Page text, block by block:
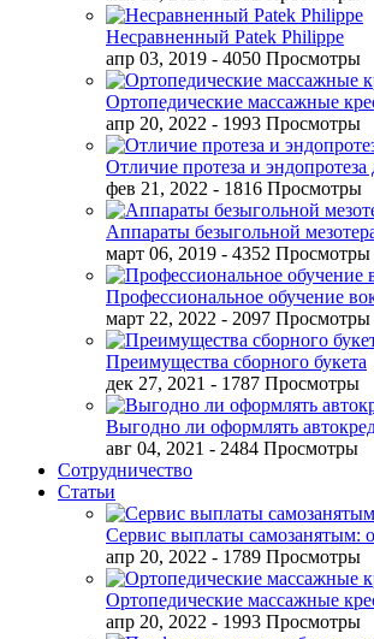
Несравненный Patek Philippe
апр 03, 2019 - 4050 Просмотры
Ортопедические массажные
апр 20, 2022 - 1993 Просмотры
Отличие протеза и эндопротеза
фев 21, 2022 - 1816 Просмотры
Аппараты безыгольной
март 06, 2019 - 4352 Просмотры
Профессиональное обучение
март 22, 2022 - 2097 Просмотры
Преимущества сборного букета
дек 27, 2021 - 1787 Просмотры
Выгодно ли оформлять
авг 04, 2021 - 2484 Просмотры
Сотрудничество
Статьи
Сервис выплаты самозанятым:
апр 20, 2022 - 1789 Просмотры
Ортопедические массажные
апр 20, 2022 - 1993 Просмотры